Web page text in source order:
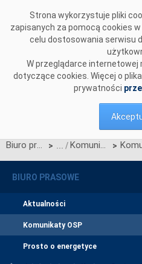
Strona wykorzystuje pliki
zapisanych za pomocą cookies
celu dostosowania serwisu
W przeglądarce
dotyczące cookies. Więcej o
prywatności
Biuro prasowe > Komunikaty OSP >
BIURO PRASOWE
Aktualności
Komunikaty OSP
Prosto o energetyce